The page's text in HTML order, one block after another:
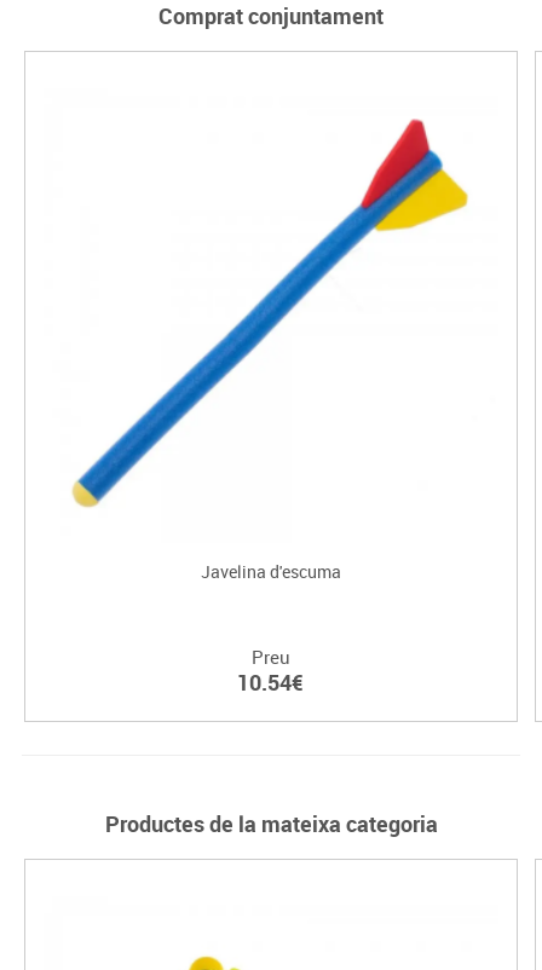
Comprat conjuntament
Javelina d'escuma
Preu
10.54€
Productes de la mateixa categoria